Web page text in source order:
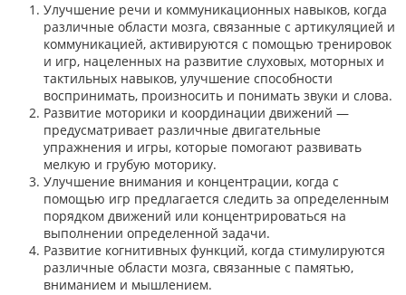
Улучшение речи и коммуникационных навыков, когда
различные области мозга, связанные с артикуляцией и
коммуникацией, активируются с помощью тренировок
и игр, нацеленных на развитие слуховых, моторных и
тактильных навыков, улучшение способности
воспринимать, произносить и понимать звуки и слова.
Развитие моторики и координации движений —
предусматривает различные двигательные
упражнения и игры, которые помогают развивать
мелкую и грубую моторику.
Улучшение внимания и концентрации, когда с
помощью игр предлагается следить за определенным
порядком движений или концентрироваться на
выполнении определенной задачи.
Развитие когнитивных функций, когда стимулируются
различные области мозга, связанные с памятью,
вниманием и мышлением.